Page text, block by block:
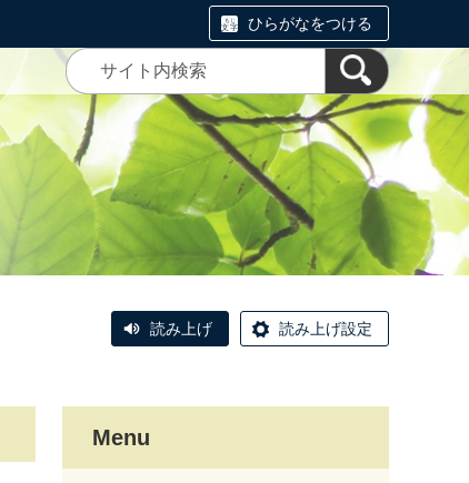
ひらがなをつける
読み上げ 読み上げ設定
Menu